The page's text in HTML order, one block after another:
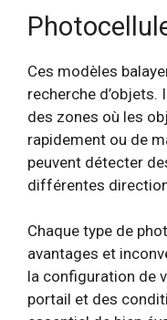
Ces modèles
recherche
des zones où les
rapidement ou de
peuvent détecter
différentes
Chaque type de
avantages et
la configuration de
portail et des